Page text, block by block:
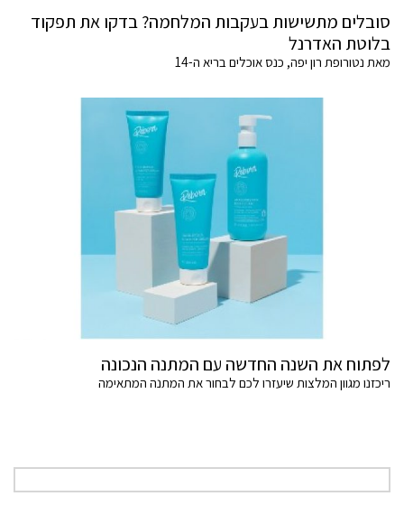
סובלים מתשישות בעקבות המלחמה? בדקו את תפקוד
בלוטת האדרנל
מאת נטורופת רון יפה, כנס אוכלים בריא ה-14
לפתוח את השנה החדשה עם המתנה הנכונה
ריכזנו מגוון המלצות שיעזרו לכם לבחור את המתנה המתאימה